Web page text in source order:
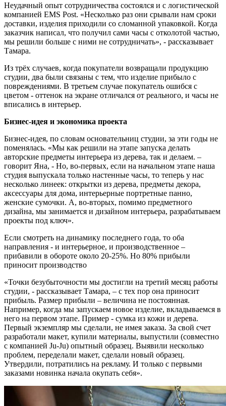
Неудачный опыт сотрудничества состоялся и с логистической
компанией EMS Post. «Несколько раз они срывали нам сроки
доставки, изделия приходили со сломанной упаковкой. Когда
заказчик написал, что получил сами часы с отколотой частью,
мы решили больше с ними не сотрудничать», - рассказывает
Тамара.
Из трёх случаев, когда покупатели возвращали продукцию
студии, два были связаны с тем, что изделие прибыло с
повреждениями. В третьем случае покупатель ошибся с
цветом - оттенок на экране отличался от реального, и часы не
вписались в интерьер.
Бизнес-идея и экономика проекта
Бизнес-идея, по словам основательниц студии, за эти годы не
поменялась. «Мы как решили на этапе запуска делать
авторские предметы интерьера из дерева, так и делаем. –
говорит Яна, - Но, во-первых, если на начальном этапе наша
студия выпускала только настенные часы, то теперь у нас
несколько линеек: открытки из дерева, предметы декора,
аксессуары для дома, интерьерные портретные панно,
женские сумочки. А, во-вторых, помимо предметного
дизайна, мы занимается и дизайном интерьера, разрабатываем
проекты под ключ».
Если смотреть на динамику последнего года, то оба
направления - и интерьерное, и производственное –
прибавили в обороте около 20-25%. Но 80% прибыли
приносит производство
«Точки безубыточности мы достигли на третий месяц работы
студии, - рассказывает Тамара, – с тех пор она приносит
прибыль. Размер прибыли – величина не постоянная.
Например, когда мы запускаем новое изделие, вкладываемся в
него на первом этапе. Пример - сумка из кожи и дерева.
Первый экземпляр мы сделали, не имея заказа. За свой счет
разработали макет, купили материалы, выпустили (совместно
с компанией Ju-Ju) опытный образец. Выявили несколько
проблем, переделали макет, сделали новый образец.
Утвердили, потратились на рекламу. И только с первыми
заказами новинка начала окупать себя».